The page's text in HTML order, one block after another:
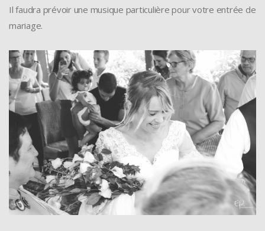
Il faudra prévoir une musique particulière pour votre entrée de
mariage.